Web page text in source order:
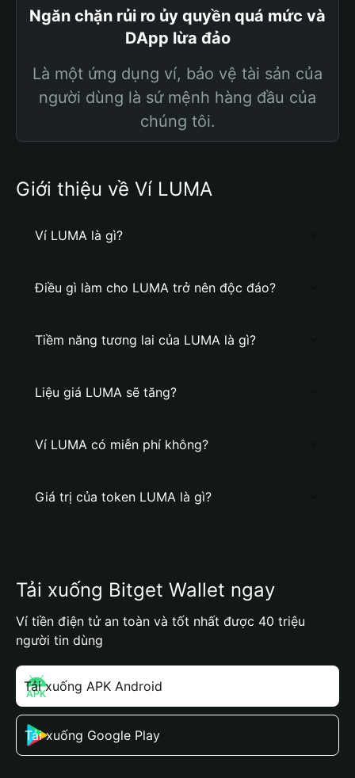
Ngăn chặn rủi ro ủy quyền quá mức và
DApp lừa đảo
Là một ứng dụng ví, bảo vệ tài sản của
người dùng là sứ mệnh hàng đầu của
chúng tôi.
Giới thiệu về Ví LUMA
Ví LUMA là gì?
Điều gì làm cho LUMA trở nên độc đáo?
Tiềm năng tương lai của LUMA là gì?
Liệu giá LUMA sẽ tăng?
Ví LUMA có miễn phí không?
Giá trị của token LUMA là gì?
Tải xuống Bitget Wallet ngay
Ví tiền điện tử an toàn và tốt nhất được 40 triệu
người tin dùng
Tải xuống APK Android
Tải xuống Google Play